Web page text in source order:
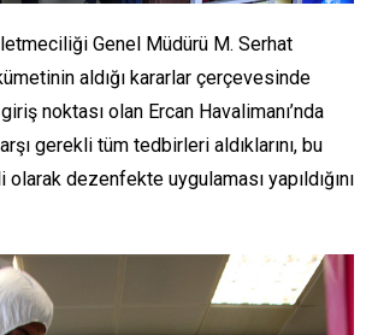
Genel Müdürü M. Serhat
aldığı kararlar çerçevesinde
noktası olan Ercan Havalimanı’nda
gerekli tüm tedbirleri aldıklarını, bu
dezenfekte uygulaması yapıldığını